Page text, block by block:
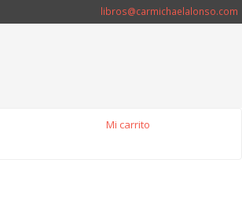
libros@carmichaelalonso.com
Mi carrito